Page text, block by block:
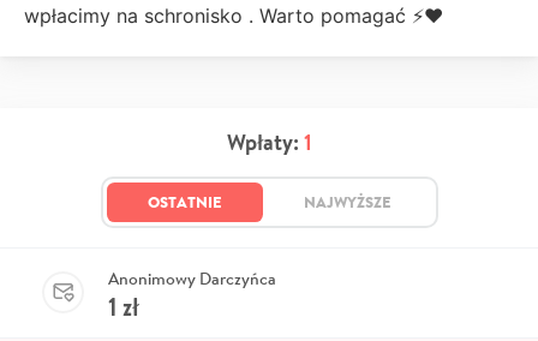
wpłacimy na schronisko . Warto pomagać ⚡️❤️
Wpłaty: 1
OSTATNIE NAJWYŻSZE
Anonimowy Darczyńca
1 zł